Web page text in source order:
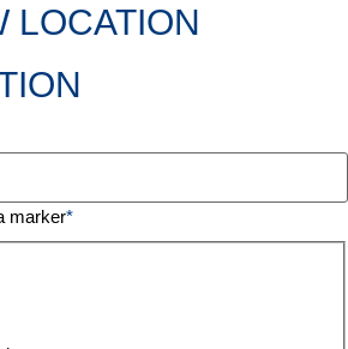
LOCATION
marker*